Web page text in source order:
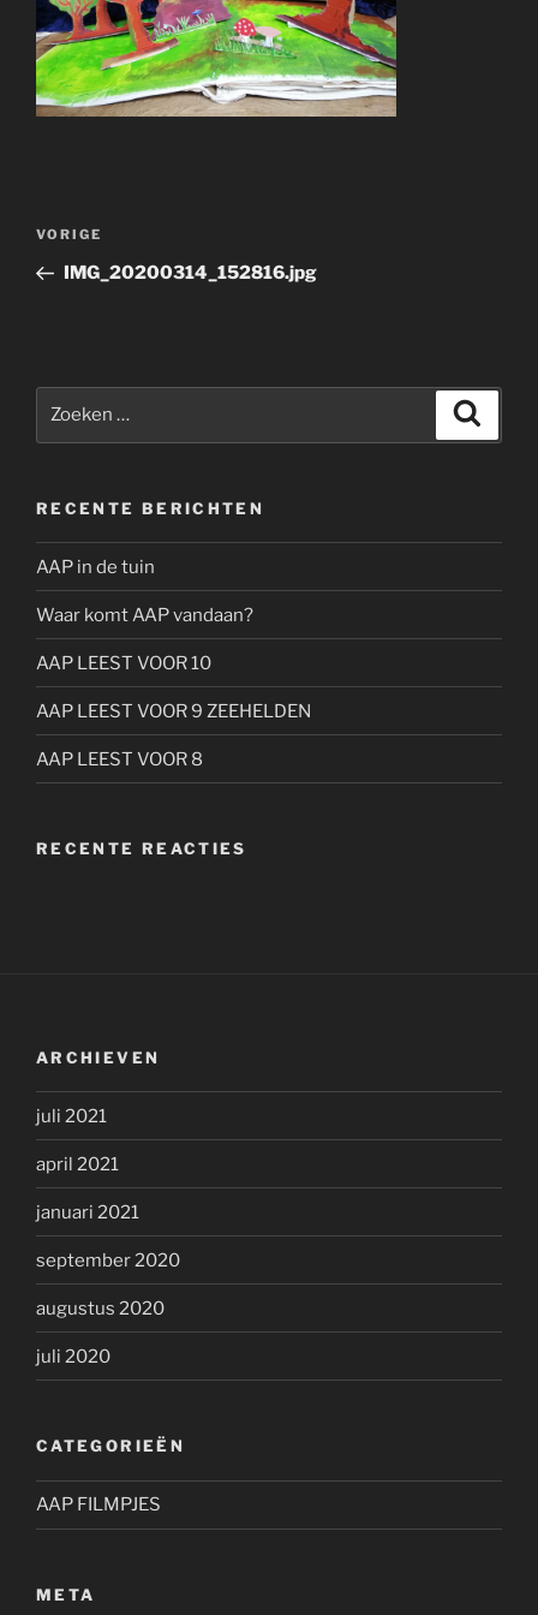
Bericht
Vorig
bericht
VORIGE
IMG_20200314_152816.jpg
RECENTE BERICHTEN
AAP in de tuin
Waar komt AAP vandaan?
AAP LEEST VOOR 10
AAP LEEST VOOR 9 ZEEHELDEN
AAP LEEST VOOR 8
RECENTE REACTIES
ARCHIEVEN
juli 2021
april 2021
januari 2021
september 2020
augustus 2020
juli 2020
CATEGORIEËN
AAP FILMPJES
META